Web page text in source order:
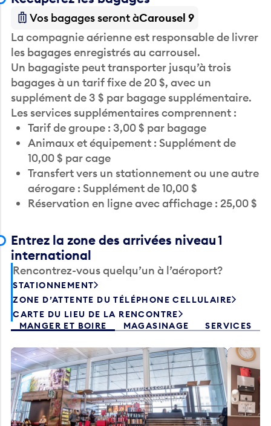
Vos bagages seront àCarousel 9
La compagnie aérienne est responsable de livrer
les bagages enregistrés au carrousel.
Un bagagiste peut transporter jusqu’à trois
bagages à un tarif fixe de 20 $, avec un
supplément de 3 $ par bagage supplémentaire.
Les services supplémentaires comprennent :
Tarif de groupe : 3,00 $ par bagage
Animaux et équipement : Supplément de
10,00 $ par cage
Transfert vers un stationnement ou une autre
aérogare : Supplément de 10,00 $
Réservation en ligne avec affichage : 25,00 $
international
Rencontrez-vous quelqu’un à l’aéroport?
STATIONNEMENT
ZONE D’ATTENTE DU TÉLÉPHONE CELLULAIRE
CARTE DU LIEU DE LA RENCONTRE
MANGER ET BOIRE
MAGASINAGE